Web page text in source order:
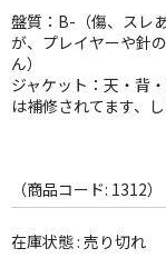
FOLK,SSW
WORLD
盤質：B-（傷、スレ
が、プレイヤーや針
ん）
ジャケット：天・背
は補修されてます、
（商品コード: 1312）
在庫状態 : 売り切れ